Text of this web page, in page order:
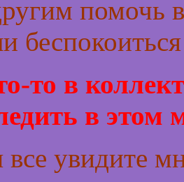
помочь
беспокоиться
то в
в этом
увидите